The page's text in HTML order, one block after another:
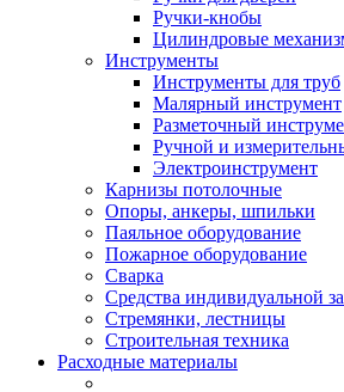
Ручки-кнобы
Цилиндровые
Инструменты
Инструменты для труб
Малярный инструмент
Разметочный
Ручной и
Электроинструмент
Карнизы потолочные
Опоры, анкеры, шпильки
Паяльное оборудование
Пожарное оборудование
Сварка
Средства индивидуальной
Стремянки, лестницы
Строительная техника
Расходные материалы